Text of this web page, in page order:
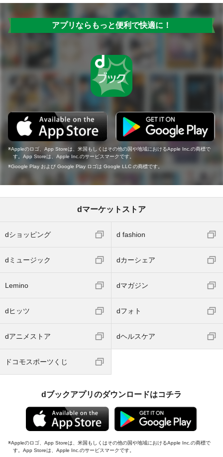
アプリならもっと便利で快適に！
Appleのロゴ、App Storeは、米国もしくはその他の国や地域におけるApple Inc.の商標で
す。App Storeは、Apple Inc.のサービスマークです。
Google Play および Google Play ロゴは Google LLC の商標です。
dマーケットストア
dショッピング d fashion
dミュージック dカーシェア
Lemino dマガジン
dヒッツ dフォト
dアニメストア dヘルスケア
ドコモスポーツくじ
dブックアプリのダウンロードはコチラ
Appleのロゴ、App Storeは、米国もしくはその他の国や地域におけるApple Inc.の商標で
す。App Storeは、Apple Inc.のサービスマークです。